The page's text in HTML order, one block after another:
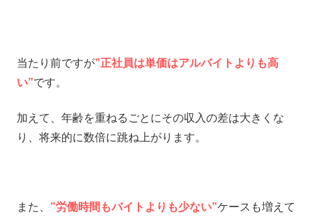
当たり前ですが”正社員は単価はアルバイトよりも高
い”です。
加えて、年齢を重ねるごとにその収入の差は大きくな
り、将来的に数倍に跳ね上がります。
また、 ”労働時間もバイトよりも少ない”ケースも増えて